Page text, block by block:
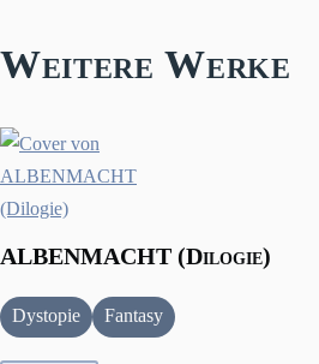
Weitere Werke
ALBENMACHT (Dilogie)
Dystopie Fantasy